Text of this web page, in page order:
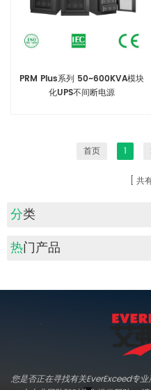
PRM Plus系列 50~600KVA模块
化UPS不间断电源
首页 1
共
分类
热门产品
您是否正在寻找有关EverExceed专